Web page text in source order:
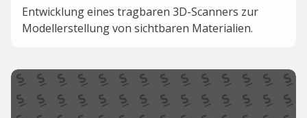
Entwicklung eines tragbaren 3D-Scanners zur
Modellerstellung von sichtbaren Materialien.